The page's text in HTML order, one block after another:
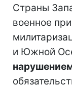
Страны
военное
и Южной